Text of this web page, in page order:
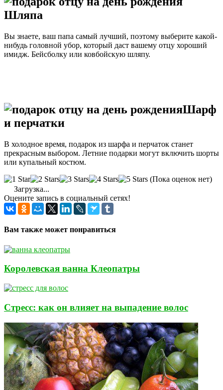
Шляпа
Вы знаете, ваш папа самый лучший, поэтому выберите какой-
нибудь головной убор, который даст вашему отцу хороший
имидж. Бейсболку или ковбойскую шляпу.
Шарф
и перчатки
В холодное время, подарок из шарфа и перчаток станет
прекрасным выбором. Летние подарки могут включить шорты
или купальный костюм.
(Пока оценок нет)
Загрузка...
Оцените запись в социальный сетях!
Вам также может понравиться
Королевская ванна Клеопатры
Стресс: как он влияет на выпадение волос